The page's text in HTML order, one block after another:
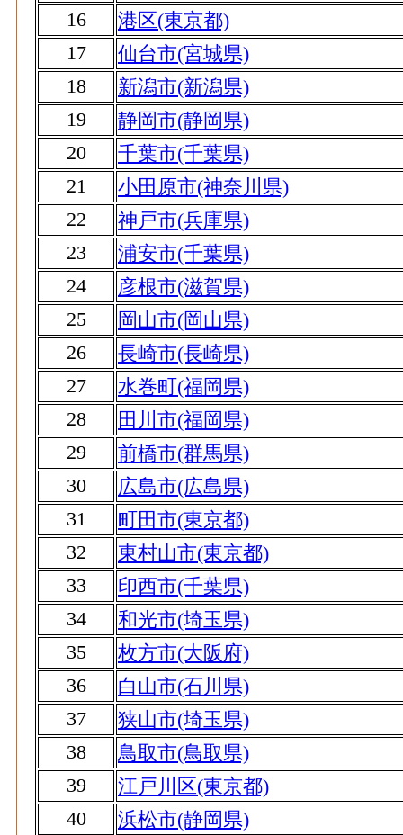
16
港区(東京都)
17
仙台市(宮城県)
18
新潟市(新潟県)
19
静岡市(静岡県)
20
千葉市(千葉県)
21
小田原市(神奈川県)
22
神戸市(兵庫県)
23
浦安市(千葉県)
24
彦根市(滋賀県)
25
岡山市(岡山県)
26
長崎市(長崎県)
27
水巻町(福岡県)
28
田川市(福岡県)
29
前橋市(群馬県)
30
広島市(広島県)
31
町田市(東京都)
32
東村山市(東京都)
33
印西市(千葉県)
34
和光市(埼玉県)
35
枚方市(大阪府)
36
白山市(石川県)
37
狭山市(埼玉県)
38
鳥取市(鳥取県)
39
江戸川区(東京都)
40
浜松市(静岡県)